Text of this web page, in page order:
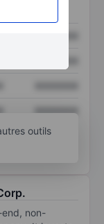
XXXXXXX
outils
end, non-